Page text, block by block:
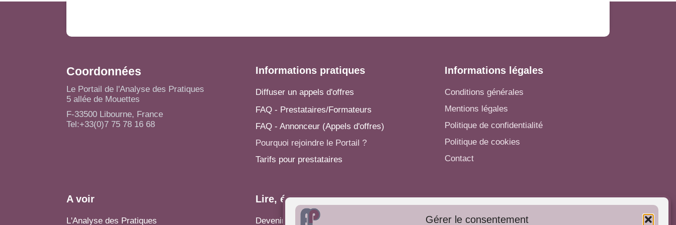
Gérer le consentement
Coordonnées
Le Portail de l'Analyse des Pratiques
5 allée de Mouettes
F-33500 Libourne, France
Tel:+33(0)7 75 78 16 68
Informations pratiques
Diffuser un appels d'offres
FAQ - Prestataires/Formateurs
FAQ - Annonceur (Appels d'offres)
Pourquoi rejoindre le Portail ?
Tarifs pour prestataires
Informations légales
Conditions générales
Mentions légales
Politique de confidentialité
Politique de cookies
Contact
A voir
L'Analyse des Pratiques
Lire, écrire...
Devenir rédacteur
Autres informations
S'inscrire dans l'Annuaire